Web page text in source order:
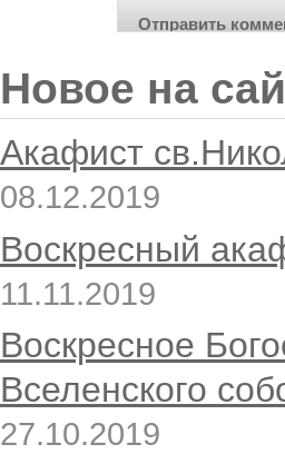
Новое на
Акафист
08.12.2019
Воскресный
11.11.2019
Воскресное
Вселенского
27.10.2019